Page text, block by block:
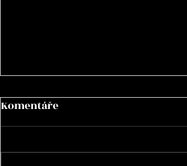
Komentáře